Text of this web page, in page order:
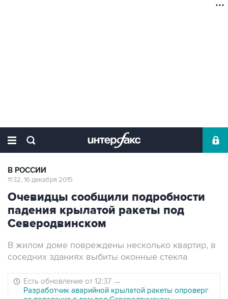
В РОССИИ
11:32, 16 декабря 2015
Очевидцы сообщили подробности
падения крылатой ракеты под
Северодвинском
В жилом доме повреждены несколько квартир, в
соседних зданиях выбиты оконные стекла
Есть обновление от 12:37 →
Разработчик аварийной крылатой ракеты опроверг